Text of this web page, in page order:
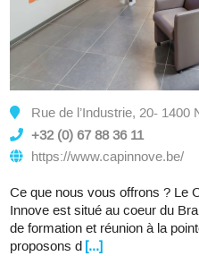
Rue de l’Industrie, 20- 1400
+32 (0) 67 88 36 11
https://www.capinnove.be/
Ce que nous vous offrons ? Le
Innove est situé au coeur du
de formation et réunion à la
proposons d [...]